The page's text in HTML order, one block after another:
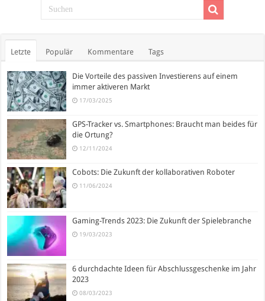
Letzte Populär Kommentare Tags
Die Vorteile des passiven Investierens auf einem
immer aktiveren Markt
17/03/2025
GPS-Tracker vs. Smartphones: Braucht man beides für
die Ortung?
12/11/2024
Cobots: Die Zukunft der kollaborativen Roboter
11/06/2024
Gaming-Trends 2023: Die Zukunft der Spielebranche
19/03/2023
6 durchdachte Ideen für Abschlussgeschenke im Jahr
2023
08/03/2023